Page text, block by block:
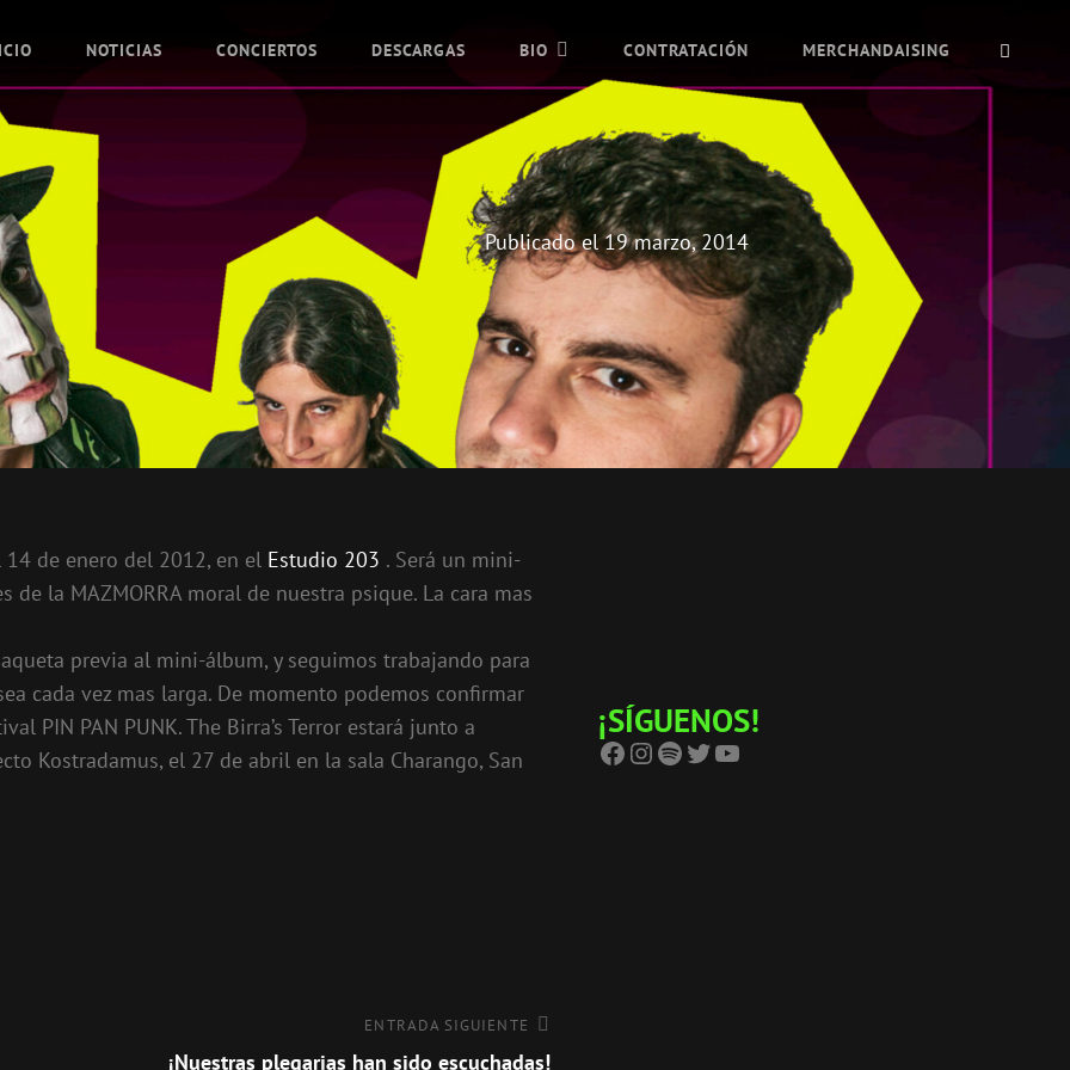
NOTICIAS CONCIERTOS DESCARGAS BIO CONTRATACIÓN MERCHANDAISING
Publicado el19 marzo, 2014
14 de enero del 2012, en el Estudio 203 . Será un mini-
la MAZMORRA moral de nuestra psique. La cara mas
previa al mini-álbum, y seguimos trabajando para
cada vez mas larga. De momento podemos confirmar
PIN PAN PUNK. The Birra’s Terror estará junto a
Kostradamus, el 27 de abril en la sala Charango, San
ENTRADA SIGUIENTE
¡Nuestras plegarias han sido escuchadas!
¡SÍGUENOS!
Facebook Instagram Spotify Twitter YouTube